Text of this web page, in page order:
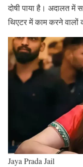
दोषी पाया है। अदालत में
थिएटर में काम करने वालों
Jaya Prada Jail